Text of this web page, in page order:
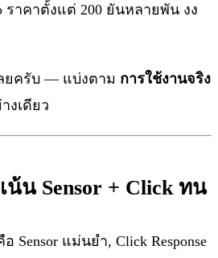
ราคาตั้งแต่ 200 ยันหลายพัน งง
ยครับ — แบ่งตาม การใช้งานจริง
งเดียว
น้น Sensor + Click ทน
Sensor แม่นยำ, Click Response